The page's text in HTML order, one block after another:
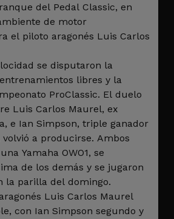
del Pedal Classic, en
de motor
el piloto aragonés Luis Carlos
se disputaron la
libres y la
ProClassic. El duelo
Luis Carlos Maurel, ex
e Ian Simpson, triple ganador
a producirse. Ambos
Yamaha OWO1, se
de los demás y se jugaron
la parilla del domingo.
Luis Carlos Maurel
con Ian Simpson segundo y